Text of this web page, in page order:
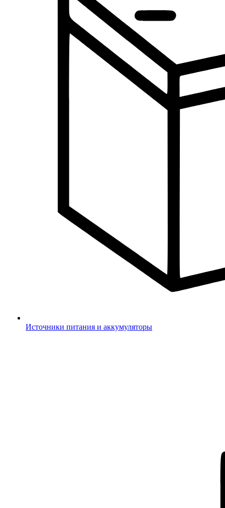
Источники питания и аккумуляторы